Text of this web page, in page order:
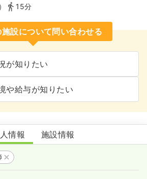
15分
施設について問い合わせる
が知りたい
や給与が知りたい
デイサービスセンター
情報 施設情報